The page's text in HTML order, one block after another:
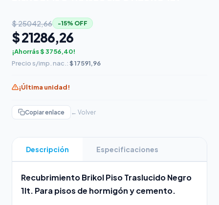
$ 25042,66 −15% OFF
$ 21286,26
¡Ahorrás $ 3756,40!
Precio s/imp. nac.: $ 17591,96
¡Última unidad!
Copiar enlace ← Volver
Descripción Especificaciones
Recubrimiento Brikol Piso Traslucido Negro
1lt. Para pisos de hormigón y cemento.